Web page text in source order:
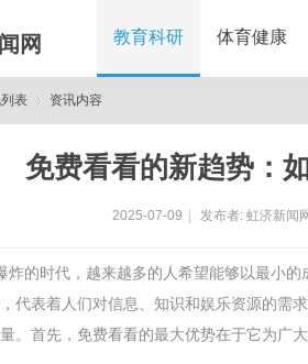
网 教育科研 体育健康
表 资讯内容
免费看看的新趋势：
2025-07-09 发布者: 虹济新闻
炸的时代，越来越多的人希望能够以最小
代表着人们对信息、知识和娱乐资源的需
。首先，免费看看的最大优势在于它为广